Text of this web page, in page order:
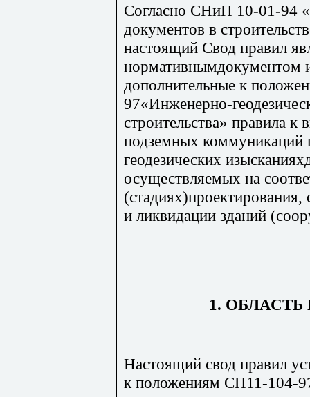
Согласно СНиП 10-01-94
документов в
настоящий Свод правил
нормативнымдокументом
дополнительные к
97«Инженерно-
строительства» правила
подземных коммуникаций
геодезических
осуществляемых на
(стадиях)проектирования,
и ликвидации зданий
1.
Настоящий свод правил
к положениям СП11-104-